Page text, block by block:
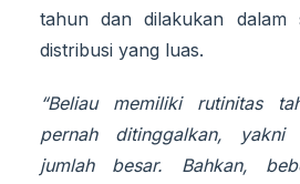
tahun dan dilakukan dalam
distribusi yang luas.
“Beliau memiliki rutinitas
pernah ditinggalkan, yakni
jumlah besar. Bahkan,